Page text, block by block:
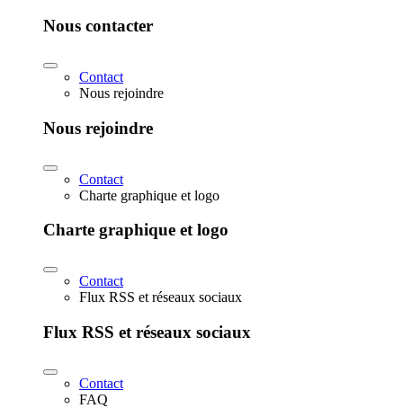
Nous contacter
Contact
Nous rejoindre
Nous rejoindre
Contact
Charte graphique et logo
Charte graphique et logo
Contact
Flux RSS et réseaux sociaux
Flux RSS et réseaux sociaux
Contact
FAQ